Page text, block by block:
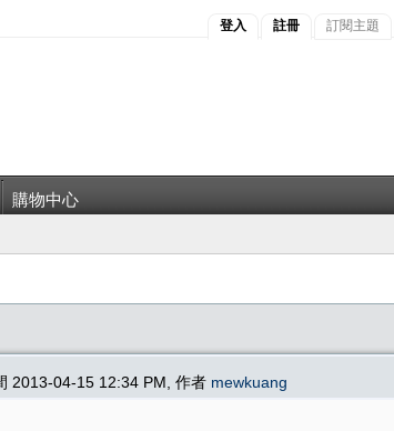
登入 註冊 訂閱主題
購物中心
2013-04-15 12:34 PM, 作者 mewkuang